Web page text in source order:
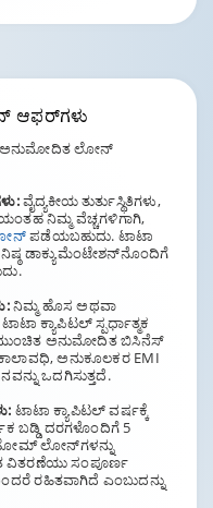
ಆಫರ್‌ಗಳು
ಅನುಮೋದಿತ ಲೋನ್
ವೈದ್ಯಕೀಯ ತುರ್ತುಸ್ಥಿತಿಗಳು,
ನಿಮ್ಮ ವೆಚ್ಚಗಳಿಗಾಗಿ,
ಪಡೆಯಬಹುದು. ಟಾಟಾ
ಡಾಕ್ಯುಮೆಂಟೇಶನ್‌ನೊಂದಿಗೆ
ನಿಮ್ಮ ಹೊಸ ಅಥವಾ
ಕ್ಯಾಪಿಟಲ್ ಸ್ಪರ್ಧಾತ್ಮಕ
ಮುಂಚಿತ ಅನುಮೋದಿತ ಬಿಸಿನೆಸ್
ಅನುಕೂಲಕರ EMI
ಒದಗಿಸುತ್ತದೆ.
ಟಾಟಾ ಕ್ಯಾಪಿಟಲ್ ವರ್ಷಕ್ಕೆ
ಬಡ್ಡಿ ದರಗಳೊಂದಿಗೆ 5
ಲೋನ್‌ಗಳನ್ನು
ವಿತರಣೆಯು ಸಂಪೂರ್ಣ
ರಹಿತವಾಗಿದೆ ಎಂಬುದನ್ನು